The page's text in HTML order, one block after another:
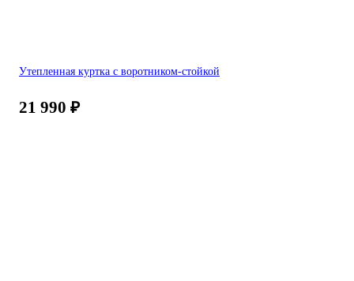
Утепленная куртка с воротником-стойкой
21 990 ₽